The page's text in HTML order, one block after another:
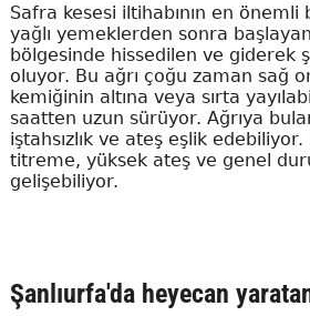
Safra kesesi iltihabının en
yağlı yemeklerden sonra
bölgesinde hissedilen ve giderek
oluyor. Bu ağrı çoğu zaman sağ
kemiğinin altına veya sırta
saatten uzun sürüyor. Ağrıya
iştahsızlık ve ateş eşlik
titreme, yüksek ateş ve genel
gelişebiliyor.
Şanlıurfa'da heyecan